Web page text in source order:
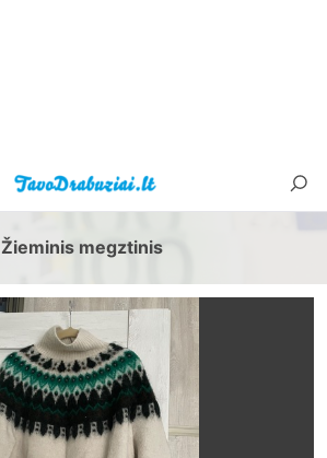
Žieminis megztinis